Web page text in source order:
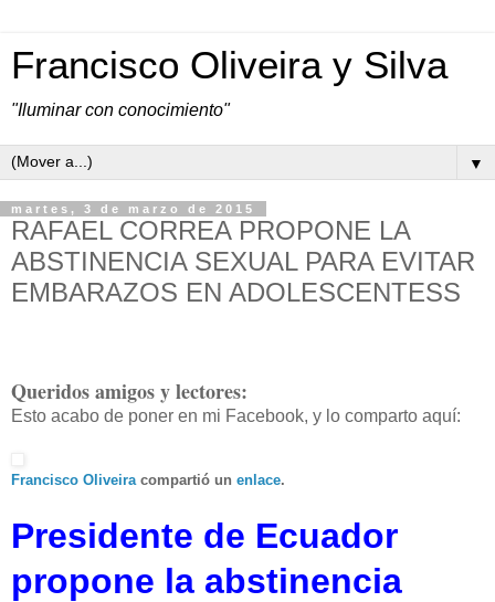
Francisco Oliveira y Silva
"Iluminar con conocimiento"
▼
martes, 3 de marzo de 2015
RAFAEL CORREA PROPONE LA
ABSTINENCIA SEXUAL PARA EVITAR
EMBARAZOS EN ADOLESCENTESS
Queridos amigos y lectores:
Esto acabo de poner en mi Facebook, y lo comparto aquí:
Francisco Oliveira compartió un enlace.
Presidente de Ecuador
propone la abstinencia